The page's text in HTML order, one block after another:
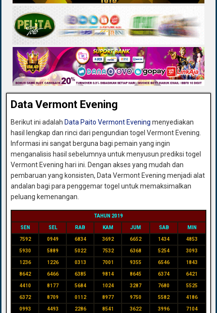
Data Vermont Evening
Berikut ini adalah Data Paito Vermont Evening menyediakan
hasil lengkap dan rinci dari pengundian togel Vermont Evening.
Informasi ini sangat berguna bagi pemain yang ingin
menganalisis hasil sebelumnya untuk menyusun prediksi togel
Vermont Evening hari ini. Dengan akses yang mudah dan
pembaruan yang konsisten, Data Vermont Evening menjadi alat
andalan bagi para penggemar togel untuk memaksimalkan
peluang kemenangan.
TAHUN 2019
SEN SEL RAB KAM JUM SAB MIN
7592 0949 6834 3692 6652 1434 4853
5930 5889 5022 7532 6368 5254 3093
1236 1226 0313 7001 9355 6546 1843
8642 6466 6385 9814 8645 6374 6421
4410 8177 5684 1024 3287 7680 5525
6372 8709 0112 8977 9750 5582 4186
0993 4493 2286 8541 3622 3996 7104